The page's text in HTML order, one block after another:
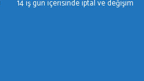
14 iş gün içerisinde iptal ve değişim